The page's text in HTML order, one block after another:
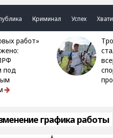
Криминал Успех
под
Трое лучниц из Якутии
графика работы